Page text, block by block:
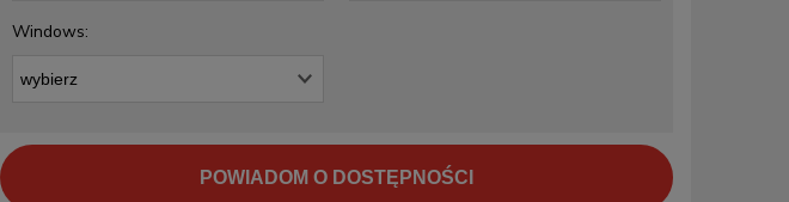
Windows:
POWIADOM O DOSTĘPNOŚCI